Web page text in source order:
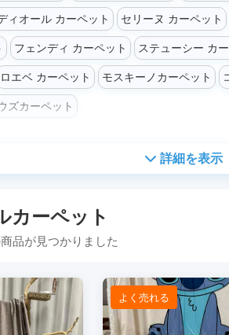
ィオール カーペット セリーヌ カーペット
フェンディ カーペット ステューシー カ
ロエベ カーペット モスキーノカーペット
ズカーペット
詳細を表示
カーペット
品が見つかりました
よく売れる